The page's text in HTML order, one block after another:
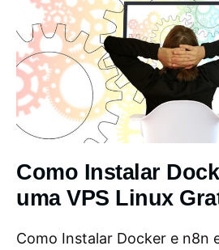
Como Instalar
uma VPS Linux
Como Instalar Docker e n8n